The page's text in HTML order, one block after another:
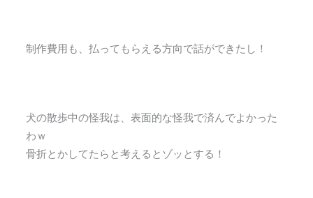
制作費用も、払ってもらえる方向で話ができたし！
犬の散歩中の怪我は、表面的な怪我で済んでよかった
わｗ
骨折とかしてたらと考えるとゾッとする！